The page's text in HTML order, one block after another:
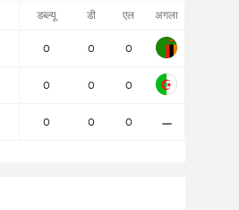
डब्ल्यू डी एल अगला
0 0 0
0 0 0
0 0 0 -